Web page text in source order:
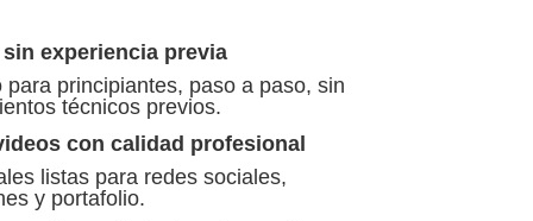
experiencia previa
principiantes, paso a paso, sin
técnicos previos.
con calidad profesional
listas para redes sociales,
y portafolio.